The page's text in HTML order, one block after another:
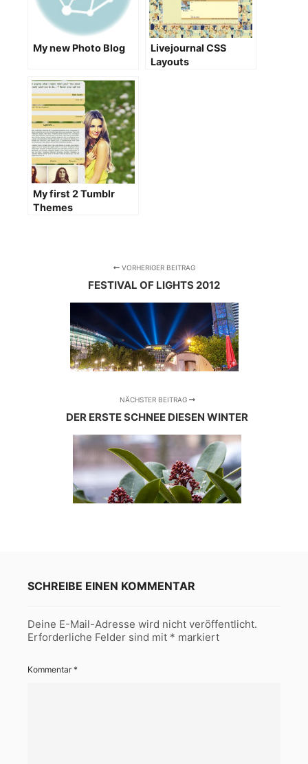
My new Photo Blog
Livejournal CSS
Layouts
My first 2 Tumblr
Themes
VORHERIGER BEITRAG
FESTIVAL OF LIGHTS 2012
NÄCHSTER BEITRAG
DER ERSTE SCHNEE DIESEN WINTER
SCHREIBE EINEN KOMMENTAR
Deine E-Mail-Adresse wird nicht veröffentlicht.
Erforderliche Felder sind mit * markiert
Kommentar*